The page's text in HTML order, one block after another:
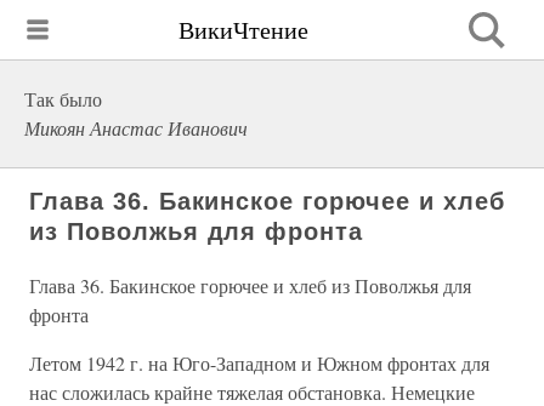
ВикиЧтение
Так было
Микоян Анастас Иванович
Глава 36. Бакинское горючее и хлеб
из Поволжья для фронта
Глава 36. Бакинское горючее и хлеб из Поволжья для
фронта
Летом 1942 г. на Юго-Западном и Южном фронтах для
нас сложилась крайне тяжелая обстановка. Немецкие